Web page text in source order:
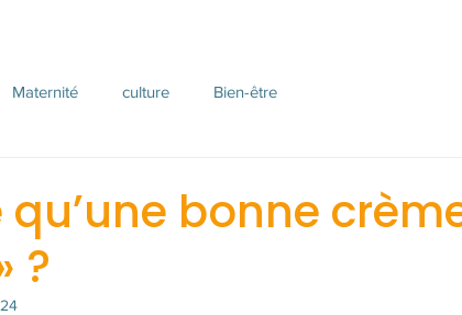
Maternité culture Bien-être
qu’une bonne
?